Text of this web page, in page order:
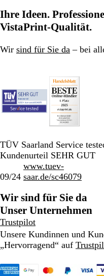
Ihre Ideen.
VistaPrint-Qualität.
Wir sind für Sie da – bei
TÜV Saarland Service
Kundenurteil SEHR GUT
09/24
www.tuev-
saar.de/sc46079
Wir sind für Sie da
Unser Unternehmen
Trustpilot
Unsere Kundinnen und
„Hervorragend“ auf